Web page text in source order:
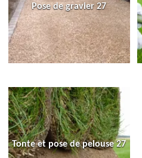
Pose de gravier 27
Tonte et pose de pelouse 27